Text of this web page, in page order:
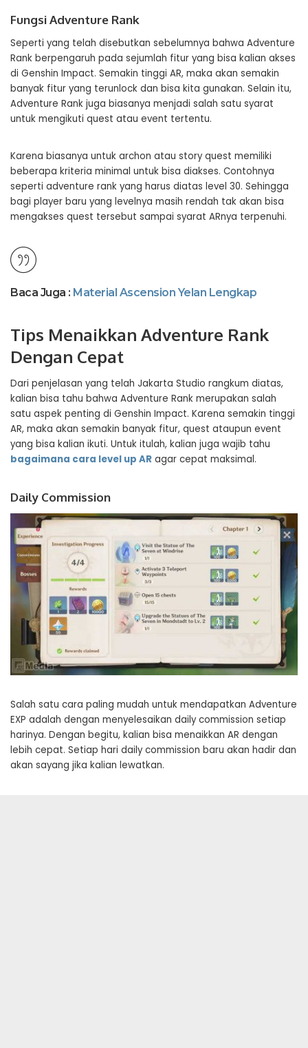
Fungsi Adventure Rank
Seperti yang telah disebutkan sebelumnya bahwa Adventure
Rank berpengaruh pada sejumlah fitur yang bisa kalian akses
di Genshin Impact. Semakin tinggi AR, maka akan semakin
banyak fitur yang terunlock dan bisa kita gunakan. Selain itu,
Adventure Rank juga biasanya menjadi salah satu syarat
untuk mengikuti quest atau event tertentu.
Karena biasanya untuk archon atau story quest memiliki
beberapa kriteria minimal untuk bisa diakses. Contohnya
seperti adventure rank yang harus diatas level 30. Sehingga
bagi player baru yang levelnya masih rendah tak akan bisa
mengakses quest tersebut sampai syarat ARnya terpenuhi.
Baca Juga : Material Ascension Yelan Lengkap
Tips Menaikkan Adventure Rank
Dengan Cepat
Dari penjelasan yang telah Jakarta Studio rangkum diatas,
kalian bisa tahu bahwa Adventure Rank merupakan salah
satu aspek penting di Genshin Impact. Karena semakin tinggi
AR, maka akan semakin banyak fitur, quest ataupun event
yang bisa kalian ikuti. Untuk itulah, kalian juga wajib tahu
bagaimana cara level up AR agar cepat maksimal.
Daily Commission
Salah satu cara paling mudah untuk mendapatkan Adventure
EXP adalah dengan menyelesaikan daily commission setiap
harinya. Dengan begitu, kalian bisa menaikkan AR dengan
lebih cepat. Setiap hari daily commission baru akan hadir dan
akan sayang jika kalian lewatkan.